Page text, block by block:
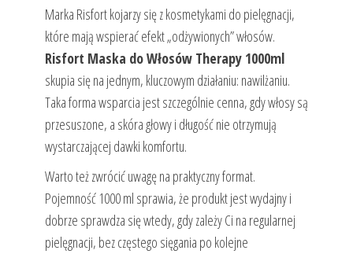
Marka Risfort kojarzy się z kosmetykami do pielęgnacji,
które mają wspierać efekt „odżywionych” włosów.
Risfort Maska do Włosów Therapy 1000ml
skupia się na jednym, kluczowym działaniu: nawilżaniu.
Taka forma wsparcia jest szczególnie cenna, gdy włosy są
przesuszone, a skóra głowy i długość nie otrzymują
wystarczającej dawki komfortu.
Warto też zwrócić uwagę na praktyczny format.
Pojemność 1000 ml sprawia, że produkt jest wydajny i
dobrze sprawdza się wtedy, gdy zależy Ci na regularnej
pielęgnacji, bez częstego sięgania po kolejne